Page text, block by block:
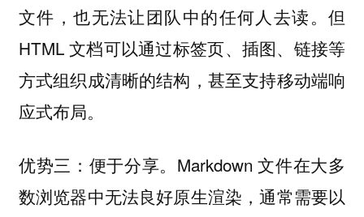
文件，也无法让团队中的任何人去读。但
HTML 文档可以通过标签页、插图、链接等
方式组织成清晰的结构，甚至支持移动端响
应式布局。
优势三：便于分享。Markdown 文件在大多
数浏览器中无法良好原生渲染，通常需要以